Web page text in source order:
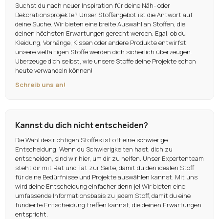
Suchst du nach neuer Inspiration für deine Näh- oder
Dekorationsprojekte? Unser Stoffangebot ist die Antwort auf
deine Suche. Wir bieten eine breite Auswahl an Stoffen, die
deinen höchsten Erwartungen gerecht werden. Egal, ob du
Kleidung, Vorhänge, Kissen oder andere Produkte entwirfst,
unsere vielfältigen Stoffe werden dich sicherlich überzeugen.
Überzeuge dich selbst, wie unsere Stoffe deine Projekte schon
heute verwandeln können!
Schreib uns an!
Kannst du dich nicht entscheiden?
Die Wahl des richtigen Stoffes ist oft eine schwierige
Entscheidung. Wenn du Schwierigkeiten hast, dich zu
entscheiden, sind wir hier, um dir zu helfen. Unser Expertenteam
steht dir mit Rat und Tat zur Seite, damit du den idealen Stoff
für deine Bedürfnisse und Projekte auswählen kannst. Mit uns
wird deine Entscheidung einfacher denn je! Wir bieten eine
umfassende Informationsbasis zu jedem Stoff, damit du eine
fundierte Entscheidung treffen kannst, die deinen Erwartungen
entspricht.